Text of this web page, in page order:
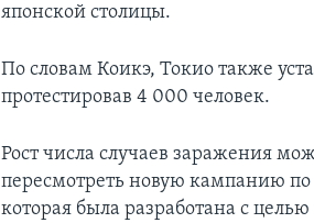
японской столицы.
По словам Коикэ, Токио также
протестировав 4 000 человек.
Рост числа случаев заражения
пересмотреть новую кампанию
которая была разработана с